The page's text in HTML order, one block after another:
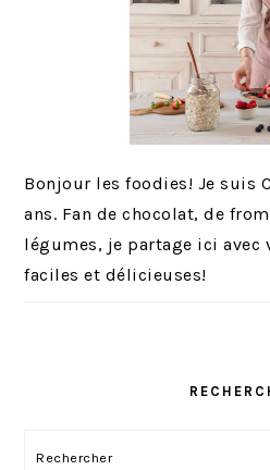
Bonjour les foodies! Je suis
ans. Fan de chocolat, de
légumes, je partage ici avec
faciles et délicieuses!
Rechercher